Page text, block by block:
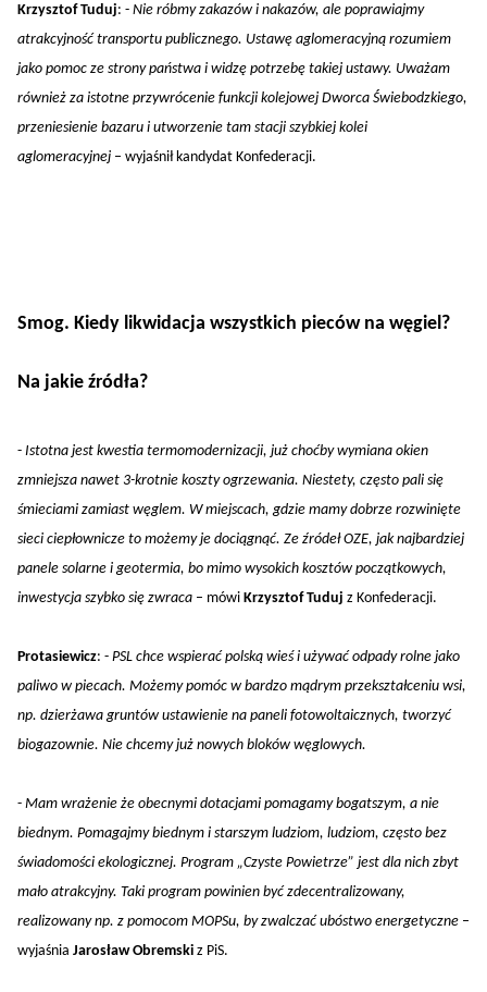
Krzysztof Tuduj: - Nie róbmy zakazów i nakazów, ale poprawiajmy
atrakcyjność transportu publicznego. Ustawę aglomeracyjną rozumiem
jako pomoc ze strony państwa i widzę potrzebę takiej ustawy. Uważam
również za istotne przywrócenie funkcji kolejowej Dworca Świebodzkiego,
przeniesienie bazaru i utworzenie tam stacji szybkiej kolei
aglomeracyjnej – wyjaśnił kandydat Konfederacji.
Smog. Kiedy likwidacja wszystkich pieców na węgiel?
Na jakie źródła?
- Istotna jest kwestia termomodernizacji, już choćby wymiana okien
zmniejsza nawet 3-krotnie koszty ogrzewania. Niestety, często pali się
śmieciami zamiast węglem. W miejscach, gdzie mamy dobrze rozwinięte
sieci ciepłownicze to możemy je dociągnąć. Ze źródeł OZE, jak najbardziej
panele solarne i geotermia, bo mimo wysokich kosztów początkowych,
inwestycja szybko się zwraca – mówi Krzysztof Tuduj z Konfederacji.
Protasiewicz: - PSL chce wspierać polską wieś i używać odpady rolne jako
paliwo w piecach. Możemy pomóc w bardzo mądrym przekształceniu wsi,
np. dzierżawa gruntów ustawienie na paneli fotowoltaicznych, tworzyć
biogazownie. Nie chcemy już nowych bloków węglowych.
- Mam wrażenie że obecnymi dotacjami pomagamy bogatszym, a nie
biednym. Pomagajmy biednym i starszym ludziom, ludziom, często bez
świadomości ekologicznej. Program „Czyste Powietrze” jest dla nich zbyt
mało atrakcyjny. Taki program powinien być zdecentralizowany,
realizowany np. z pomocom MOPSu, by zwalczać ubóstwo energetyczne –
wyjaśnia Jarosław Obremski z PiS.